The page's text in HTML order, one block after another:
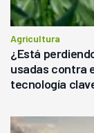
Agricultura
¿Está
usadas contra
tecnología